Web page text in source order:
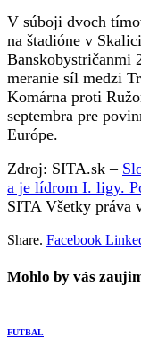
V súboji dvoch
na štadióne v
Banskobystričanmi
meranie síl medzi
Komárna proti
septembra pre
Európe.
Zdroj: SITA.sk –
a je lídrom I. ligy.
SITA Všetky práva
Share. Facebook
Mohlo by vás
FUTBAL